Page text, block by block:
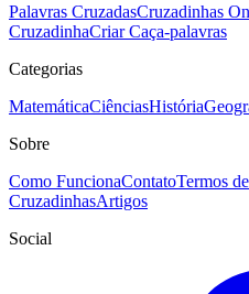
Palavras CruzadasCruzadinhas
CruzadinhaCriar Caça-palavras
Categorias
MatemáticaCiênciasHistória
Sobre
Como FuncionaContatoTermos
CruzadinhasArtigos
Social